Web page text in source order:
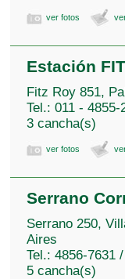
ver fotos
Estación
Fitz Roy 851,
Tel.: 011 - 4855-
3 cancha(s)
ver fotos
Serrano
Serrano 250,
Aires
Tel.: 4856-7631
5 cancha(s)